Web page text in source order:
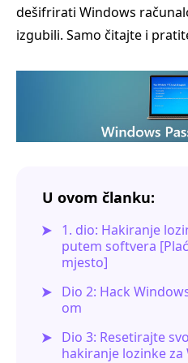
dešifrirati Windows
izgubili. Samo čitajte i
U ovom članku:
1. dio: Hakiranje
putem softvera
mjesto]
Dio 2: Hack
om
Dio 3: Resetirajte
hakiranje lozinke za